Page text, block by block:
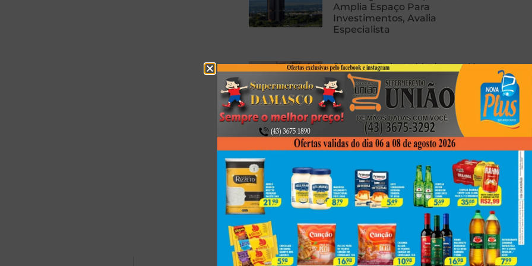
Amplia Espaço Para
Investimentos, Avalia
Especialista
Sisemuc Debate Mudanças Na
Previdência E Defende Direitos
Dos Servidores
Filho É Preso Após Furtar Estepe
Do Carro Do Próprio Pai Para
Trocar Por Drogas Em Londrina
Next